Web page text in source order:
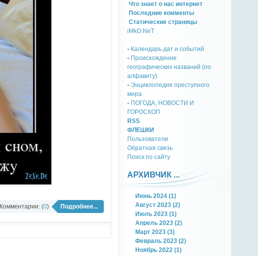
Подробнее...
Комментарии: (0)
Что знает о нас интернет
Последние комменты
Cтатическиe страницы
iMkO.NeT
- Календарь дат и событий
- Происхождение
географических названий (по
алфавиту)
- Энциклопедия преступного
мира
- ПОГОДА, НОВОСТИ И
ГОРОСКОП
RSS
ФЛЕШКИ
Пользователи
Обратная связь
Поиск по сайту
АРХИВЧИК ...
Июнь 2024 (1)
Август 2023 (2)
Июль 2023 (1)
Апрель 2023 (2)
Март 2023 (3)
Февраль 2023 (2)
Ноябрь 2022 (1)